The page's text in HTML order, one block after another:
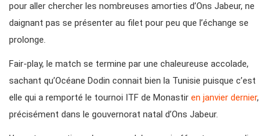
pour aller chercher les nombreuses amorties d’Ons Jabeur, ne
daignant pas se présenter au filet pour peu que l’échange se
prolonge.
Fair-play, le match se termine par une chaleureuse accolade,
sachant qu’Océane Dodin connait bien la Tunisie puisque c’est
elle qui a remporté le tournoi ITF de Monastir en janvier dernier,
précisément dans le gouvernorat natal d’Ons Jabeur.